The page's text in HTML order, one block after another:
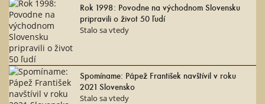
Rok 1998: Povodne na východnom Slovensku
pripravili o život 50 ľudí
Stalo sa vtedy
Spomíname: Pápež František navštívil v roku
2021 Slovensko
Stalo sa vtedy